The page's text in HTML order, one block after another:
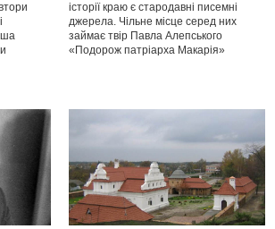
історії краю є стародавні писемні
джерела. Чільне місце серед них
займає твір Павла Алепського
«Подорож патріарха Макарія»